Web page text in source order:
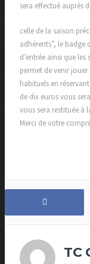
sera effectué auprès
celle de la saison
adhérents”, le
d’entrée ainsi que
permet de venir
habituels en
de dix euros vous
vous sera restituée à
Merci de votre
TC